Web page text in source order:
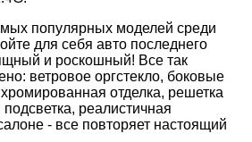
популярных моделей среди
для себя авто последнего
и роскошный! Все так
ветровое оргстекло, боковые
отделка, решетка
реалистичная
- все повторяет настоящий